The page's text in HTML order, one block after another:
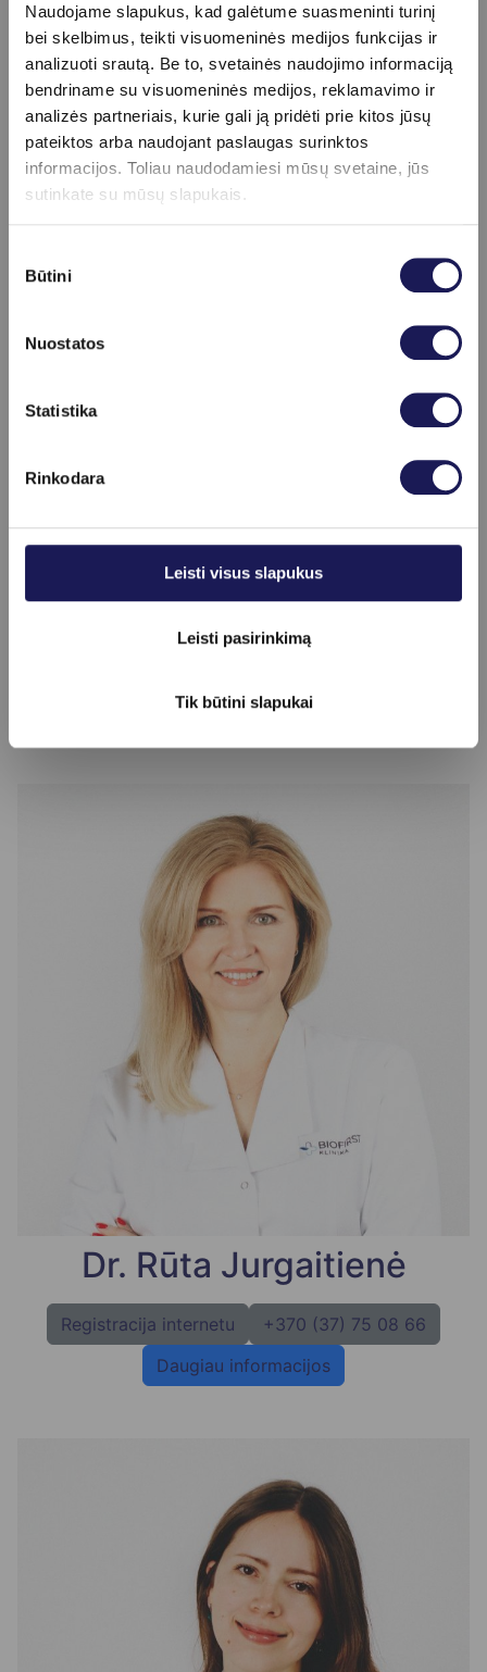
Naudojame slapukus, kad galėtume suasmeninti turinį
bei skelbimus, teikti visuomeninės medijos funkcijas ir
analizuoti srautą. Be to, svetainės naudojimo informaciją
bendriname su visuomeninės medijos, reklamavimo ir
analizės partneriais, kurie gali ją pridėti prie kitos jūsų
pateiktos arba naudojant paslaugas surinktos
informacijos. Toliau naudodamiesi mūsų svetaine, jūs
sutinkate su mūsų slapukais.
pasirinkimas
Būtini
Nuostatos
Statistika
Rinkodara
Leisti visus slapukus
Leisti pasirinkimą
Tik būtini slapukai
Registracija internetu
+370 (37) 75 08 66
Daugiau informacijos
Prof. dr. Jolanta
Laukaitienė
+370 (37) 75 08 66 Daugiau informacijos
Dr. Rūta Jurgaitienė
Registracija internetu
+370 (37) 75 08 66
Daugiau informacijos